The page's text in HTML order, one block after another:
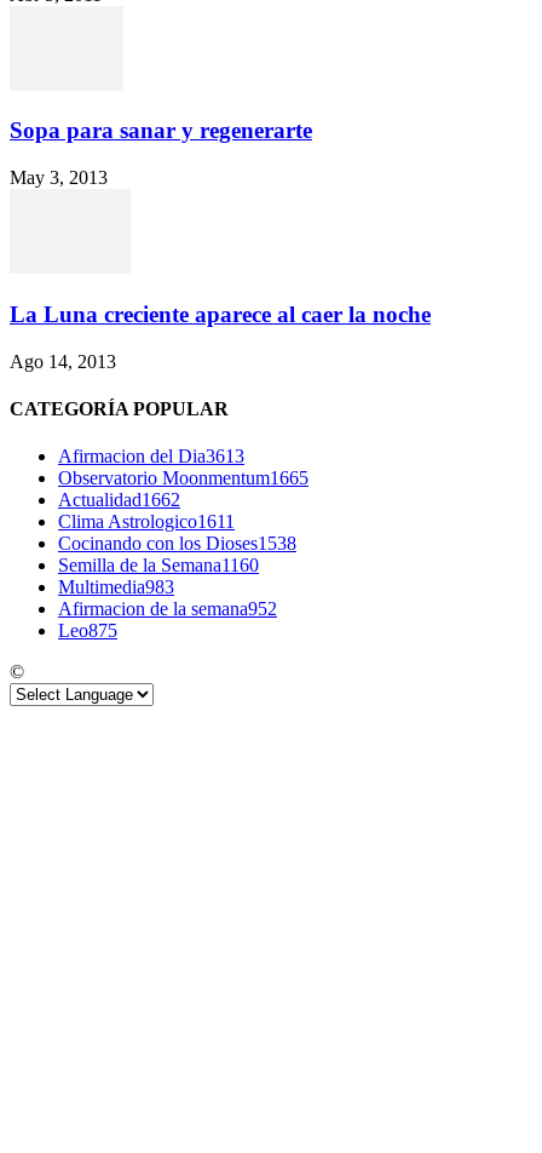
Sopa para sanar y regenerarte
May 3, 2013
La Luna creciente aparece al caer la noche
Ago 14, 2013
CATEGORÍA POPULAR
Afirmacion del Dia3613
Observatorio Moonmentum1665
Actualidad1662
Clima Astrologico1611
Cocinando con los Dioses1538
Semilla de la Semana1160
Multimedia983
Afirmacion de la semana952
Leo875
©